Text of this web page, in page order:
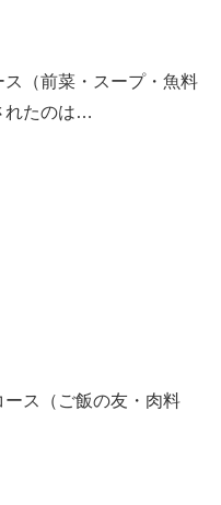
（前菜・スープ・魚料
れたのは…
ス（ご飯の友・肉料